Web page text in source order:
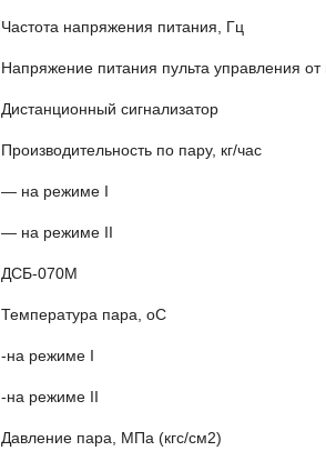
Частота
Напряжение питания пульта
Дистанционный сигнализатор
Производительность по пару, кг/час
— на
— на
ДСБ-070М
Температура пара, оС
-на
-на
​Давление пара, МПа (кгс/см2)